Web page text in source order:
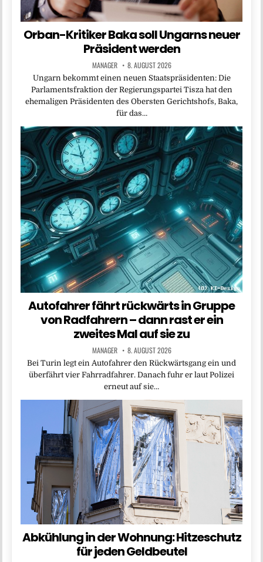
Orban-Kritiker Baka soll Ungarns neuer
Präsident werden
MANAGER 8. AUGUST 2026
Ungarn bekommt einen neuen Staatspräsidenten: Die
Parlamentsfraktion der Regierungspartei Tisza hat den
ehemaligen Präsidenten des Obersten Gerichtshofs, Baka,
für das…
Autofahrer fährt rückwärts in Gruppe
von Radfahrern – dann rast er ein
zweites Mal auf sie zu
MANAGER 8. AUGUST 2026
Bei Turin legt ein Autofahrer den Rückwärtsgang ein und
überfährt vier Fahrradfahrer. Danach fuhr er laut Polizei
erneut auf sie…
Abkühlung in der Wohnung: Hitzeschutz
für jeden Geldbeutel